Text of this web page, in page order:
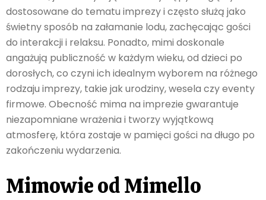
dostosowane do tematu imprezy i często służą jako
świetny sposób na załamanie lodu, zachęcając gości
do interakcji i relaksu. Ponadto, mimi doskonale
angażują publiczność w każdym wieku, od dzieci po
dorosłych, co czyni ich idealnym wyborem na różnego
rodzaju imprezy, takie jak urodziny, wesela czy eventy
firmowe. Obecność mima na imprezie gwarantuje
niezapomniane wrażenia i tworzy wyjątkową
atmosferę, która zostaje w pamięci gości na długo po
zakończeniu wydarzenia.
Mimowie od Mimello